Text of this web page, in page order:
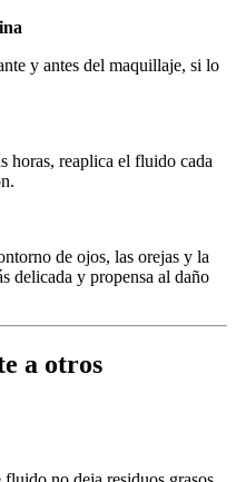
y antes del maquillaje, si lo
horas, reaplica el fluido cada
de ojos, las orejas y la
delicada y propensa al daño
a otros